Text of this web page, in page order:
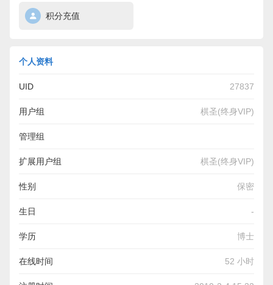
积分充值
个人资料
UID 27837
用户组 棋圣(终身VIP)
管理组
扩展用户组 棋圣(终身VIP)
性别 保密
生日 -
学历 博士
在线时间 52 小时